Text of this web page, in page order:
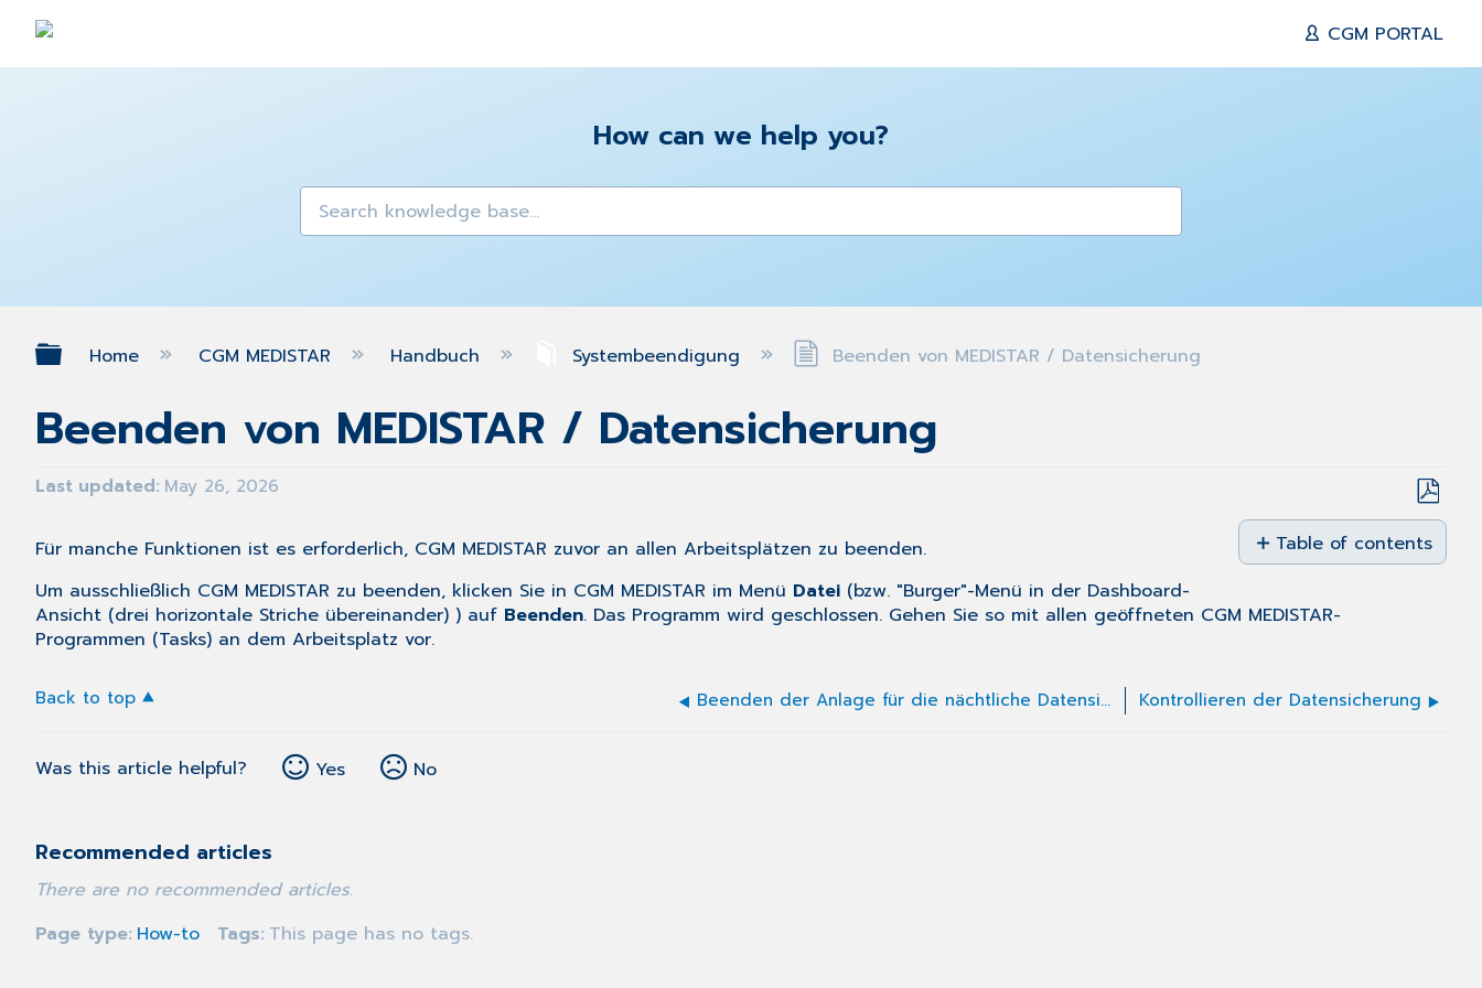
CGM PORTAL
How can we help you?
Expand/collapse global hierarchy
Home CGM MEDISTAR Handbuch Systembeendigung Beenden von MEDISTAR / Datensicherung
Beenden von MEDISTAR / Datensicherung
Last updated May 26, 2026
Save
as
PDF
Table of contents
No
Für manche Funktionen ist es erforderlich, CGM MEDISTAR zuvor an allen Arbeitsplätzen zu beenden.
Um ausschließlich CGM MEDISTAR zu beenden, klicken Sie in CGM MEDISTAR im Menü Datei (bzw. "Burger"-Menü in der Dashboard-
Ansicht (drei horizontale Striche übereinander) ) auf Beenden. Das Programm wird geschlossen. Gehen Sie so mit allen geöffneten CGM MEDISTAR-
Programmen (Tasks) an dem Arbeitsplatz vor.
Back to top Beenden der Anlage für die nächtliche Datensicherung Kontrollieren der Datensicherung
Was this article helpful? Yes No
Recommended articles
There are no recommended articles.
Page type How-to Tags This page has no tags.